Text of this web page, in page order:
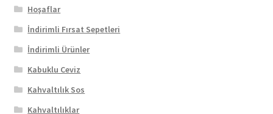
Hoşaflar
İndirimli Fırsat Sepetleri
İndirimli Ürünler
Kabuklu Ceviz
Kahvaltılık Sos
Kahvaltılıklar